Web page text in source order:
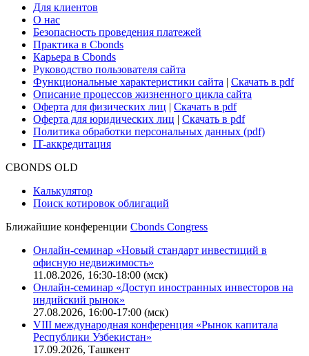
Для клиентов
О нас
Безопасность проведения платежей
Практика в Cbonds
Карьера в Cbonds
Руководство пользователя сайта
Функциональные характеристики сайта | Скачать в pdf
Описание процессов жизненного цикла сайта
Оферта для физических лиц | Скачать в pdf
Оферта для юридических лиц | Скачать в pdf
Политика обработки персональных данных (pdf)
IT-аккредитация
CBONDS OLD
Калькулятор
Поиск котировок облигаций
Ближайшие конференции Cbonds Congress
Онлайн-семинар «Новый стандарт инвестиций в
офисную недвижимость»
11.08.2026, 16:30-18:00 (мск)
Онлайн-семинар «Доступ иностранных инвесторов на
индийский рынок»
27.08.2026, 16:00-17:00 (мск)
VIII международная конференция «Рынок капитала
Республики Узбекистан»
17.09.2026, Ташкент